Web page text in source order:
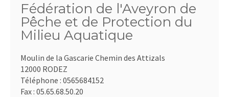
Fédération de l'Aveyron de
Pêche et de Protection du
Milieu Aquatique
Moulin de la Gascarie Chemin des Attizals
12000 RODEZ
Téléphone : 0565684152
Fax : 05.65.68.50.20